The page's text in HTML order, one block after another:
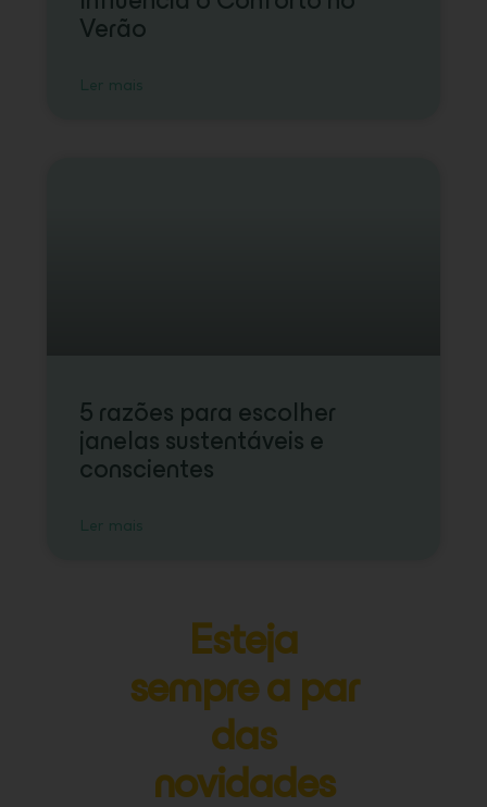
Verão
Ler mais
5 razões para escolher
janelas sustentáveis e
conscientes
Ler mais
Esteja
sempre a par
das
novidades